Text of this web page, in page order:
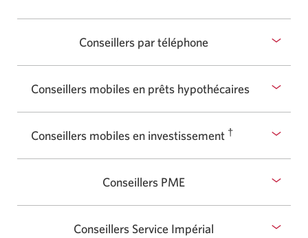
Conseillers par téléphone Sélectionnez
ou
masquer
Conseillers mobiles en prêts hypothécaires
afficher
ou
masquer
Conseillers mobiles en investissement †
afficher
ou
masquer
Conseillers PME
Conseillers Service Impérial Sélectionnez